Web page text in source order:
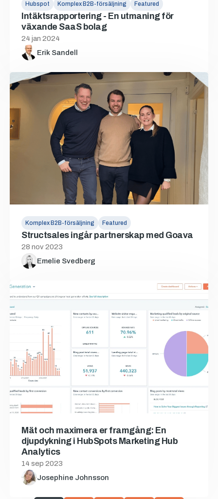
Hubspot Komplex B2B-försäljning Featured
Intäktsrapportering - En utmaning för
växande SaaS bolag
24 jan 2024
Erik Sandell
Komplex B2B-försäljning Featured
Structsales ingår partnerskap med Goava
28 nov 2023
Emelie Svedberg
Mät och maximera er framgång: En
djupdykning i HubSpots Marketing Hub
Analytics
14 sep 2023
Josephine Johnsson